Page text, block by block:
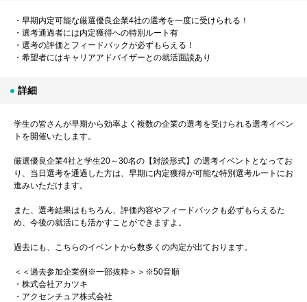
・早期内定可能な厳選優良企業4社の選考を一度に受けられる！
・選考通過者には内定獲得への特別ルート有
・選考の評価とフィードバックが必ずもらえる！
・希望者にはキャリアアドバイザーとの就活面談あり
詳細
学生の皆さんが早期から効率よく複数の企業の選考を受けられる選考イベン
トを開催いたします。
厳選優良企業4社と学生20～30名の【対談形式】の選考イベントとなってお
り、当日選考を通過した方は、早期に内定獲得が可能な特別選考ルートにお
進みいただけます。
また、選考結果はもちろん、評価内容やフィードバックも必ずもらえるた
め、今後の就活にも活かすことができますよ。
過去にも、こちらのイベントから数多くの内定が出ております。
＜＜過去参加企業例※一部抜粋＞＞※50音順
・株式会社アカツキ
・アクセンチュア株式会社